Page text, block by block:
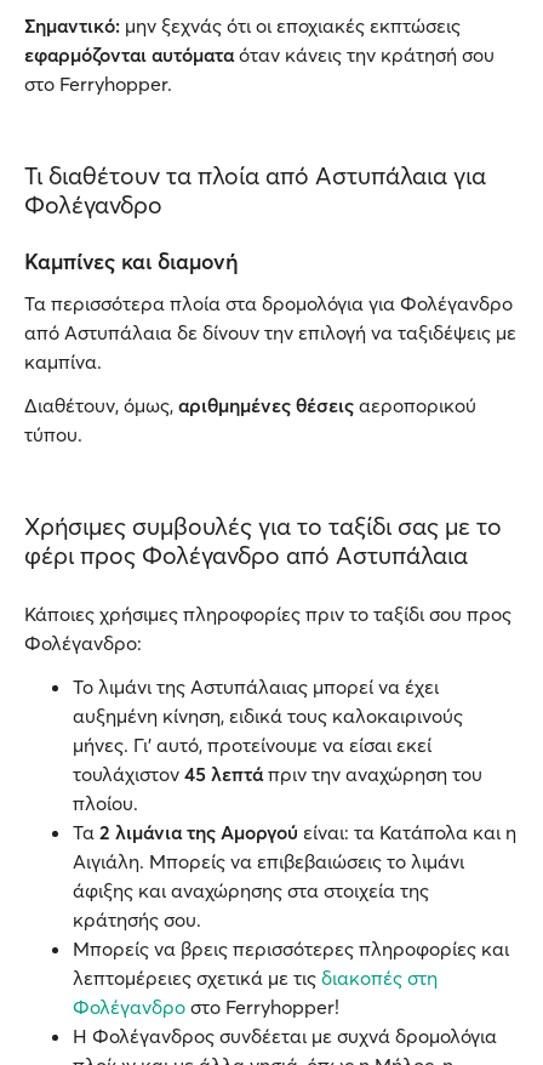
Σημαντικό: μην ξεχνάς ότι οι εποχιακές εκπτώσεις
εφαρμόζονται αυτόματαόταν κάνεις την κράτησή σου
στο Ferryhopper.
Τι διαθέτουν τα πλοία από Αστυπάλαια για
Φολέγανδρο
Καμπίνες και διαμονή
Τα περισσότερα πλοία στα δρομολόγια για Φολέγανδρο
από Αστυπάλαια δε δίνουν την επιλογή να ταξιδέψεις με
καμπίνα.
Διαθέτουν, όμως, αριθμημένες θέσεις αεροπορικού
τύπου.
Χρήσιμες συμβουλές για το ταξίδι σας με το
φέρι προς Φολέγανδρο από Αστυπάλαια
Κάποιες χρήσιμες πληροφορίες πριν το ταξίδι σου προς
Φολέγανδρο:
Το λιμάνι της Αστυπάλαιας μπορεί να έχει
αυξημένη κίνηση, ειδικά τους καλοκαιρινούς
μήνες. Γι’ αυτό, προτείνουμε να είσαι εκεί
τουλάχιστον 45 λεπτάπριν την αναχώρηση του
πλοίου.
Τα 2 λιμάνια της Αμοργού είναι: τα Κατάπολα και η
Αιγιάλη. Μπορείς να επιβεβαιώσεις το λιμάνι
άφιξης και αναχώρησης στα στοιχεία της
κράτησής σου.
Μπορείς να βρεις περισσότερες πληροφορίες και
λεπτομέρειες σχετικά με τις διακοπές στη
Φολέγανδρο στο Ferryhopper!
Η Φολέγανδρος συνδέεται με συχνά δρομολόγια